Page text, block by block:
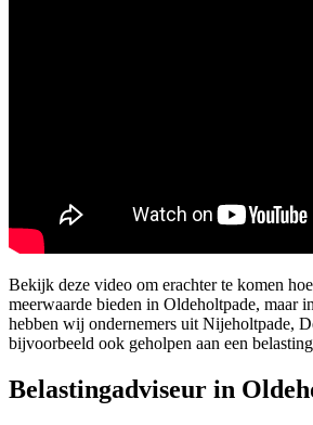
Bekijk deze video om erachter te komen
meerwaarde bieden in Oldeholtpade, maar
hebben wij ondernemers uit Nijeholtpade,
bijvoorbeeld ook geholpen aan een
Belastingadviseur in